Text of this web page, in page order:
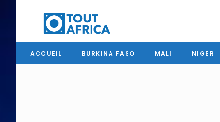
ACCUEIL BURKINA FASO MALI NIGER